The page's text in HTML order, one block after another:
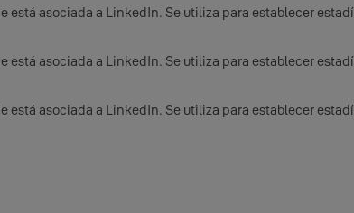
está asociada a LinkedIn. Se utiliza para establecer
está asociada a LinkedIn. Se utiliza para establecer
está asociada a LinkedIn. Se utiliza para establecer